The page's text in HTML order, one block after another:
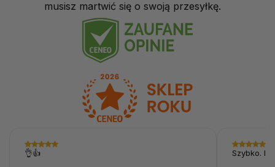
musisz martwić się o swoją przesyłkę.
👌👍 Szybko. I